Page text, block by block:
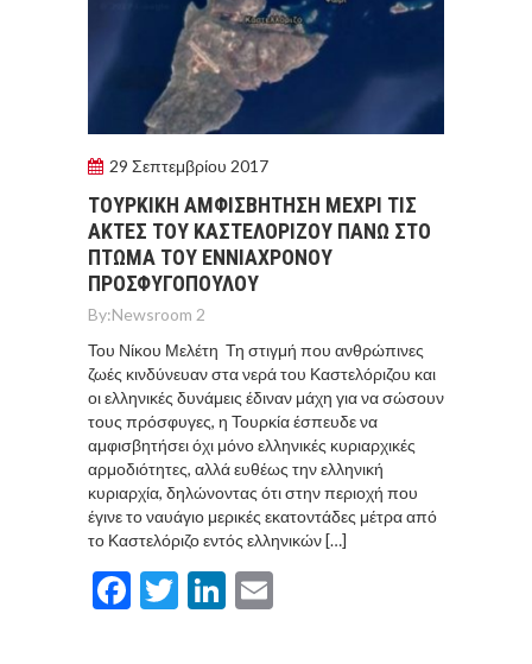
29 Σεπτεμβρίου 2017
ΤΟΥΡΚΙΚΗ ΑΜΦΙΣΒΗΤΗΣΗ ΜΕΧΡΙ ΤΙΣ
ΑΚΤΕΣ ΤΟΥ ΚΑΣΤΕΛΟΡΙΖΟΥ ΠΑΝΩ ΣΤΟ
ΠΤΩΜΑ ΤΟΥ ΕΝΝΙΑΧΡΟΝΟΥ
ΠΡΟΣΦΥΓΟΠΟΥΛΟΥ
By:Newsroom 2
Του Νίκου Μελέτη Τη στιγμή που ανθρώπινες
ζωές κινδύνευαν στα νερά του Καστελόριζου και
οι ελληνικές δυνάμεις έδιναν μάχη για να σώσουν
τους πρόσφυγες, η Τουρκία έσπευδε να
αμφισβητήσει όχι μόνο ελληνικές κυριαρχικές
αρμοδιότητες, αλλά ευθέως την ελληνική
κυριαρχία, δηλώνοντας ότι στην περιοχή που
έγινε το ναυάγιο μερικές εκατοντάδες μέτρα από
το Καστελόριζο εντός ελληνικών […]
Facebook
TwitterLinkedIn